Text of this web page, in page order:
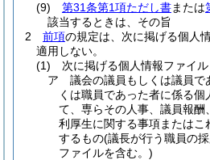
(9)
第31条第1項ただし書または
該当するときは、その旨
2
前項の規定は、次に掲げる個人
適用しない。
(1)
次に掲げる個人情報ファイル
ア
議会の議員もしくは議員で
くは職員であった者に係る個
て、専らその人事、議員報
利厚生に関する事項または
するもの(議長が行う職員の
ファイルを含む。)